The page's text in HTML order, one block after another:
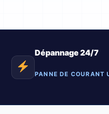
Dépannage 24/7
PANNE DE COURANT